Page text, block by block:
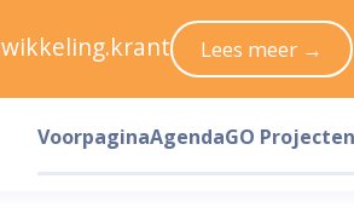
Lees meer →
VoorpaginaAgendaGO